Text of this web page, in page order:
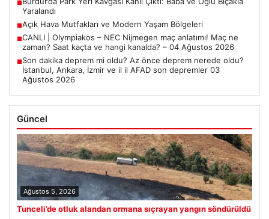
■
Yaralandı
■Açık Hava Mutfakları ve Modern Yaşam Bölgeleri
■CANLI | Olympiakos – NEC Nijmegen maç anlatımı! Maç ne
zaman? Saat kaçta ve hangi kanalda? – 04 Ağustos 2026
■Son dakika deprem mi oldu? Az önce deprem nerede oldu?
İstanbul, Ankara, İzmir ve il il AFAD son depremler 03
Ağustos 2026
Güncel
Ağustos 5, 2026
Tunceli’de otluk alandan ormana sıçrayan yangın söndürüldü